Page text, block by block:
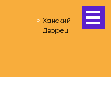
>Ханский
Дворец